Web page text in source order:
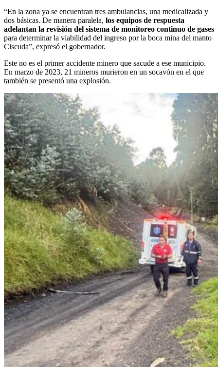
“En la zona ya se encuentran tres ambulancias, una medicalizada y
dos básicas. De manera paralela, los equipos de respuesta
adelantan la revisión del sistema de monitoreo continuo de gases
para determinar la viabilidad del ingreso por la boca mina del manto
Ciscuda”, expresó el gobernador.
Este no es el primer accidente minero que sacude a ese municipio.
En marzo de 2023, 21 mineros murieron en un socavón en el que
también se presentó una explosión.